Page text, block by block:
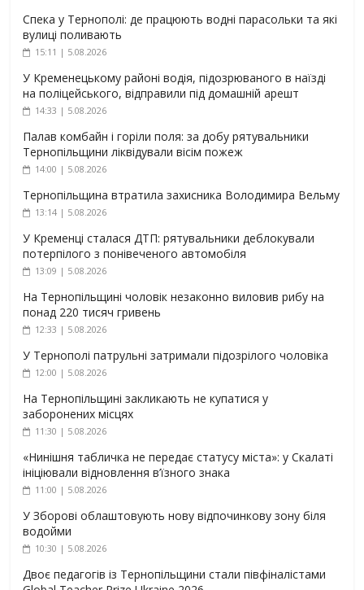
Спека у Тернополі: де працюють водні парасольки та які
вулиці поливають
15:11 | 5.08.2026
У Кременецькому районі водія, підозрюваного в наїзді
на поліцейського, відправили під домашній арешт
14:33 | 5.08.2026
Палав комбайн і горіли поля: за добу рятувальники
Тернопільщини ліквідували вісім пожеж
14:00 | 5.08.2026
Тернопільщина втратила захисника Володимира Вельму
13:14 | 5.08.2026
У Кременці сталася ДТП: рятувальники деблокували
потерпілого з понівеченого автомобіля
13:09 | 5.08.2026
На Тернопільщині чоловік незаконно виловив рибу на
понад 220 тисяч гривень
12:33 | 5.08.2026
У Тернополі патрульні затримали підозрілого чоловіка
12:00 | 5.08.2026
На Тернопільщині закликають не купатися у
заборонених місцях
11:30 | 5.08.2026
«Нинішня табличка не передає статусу міста»: у Скалаті
ініціювали відновлення в’їзного знака
11:00 | 5.08.2026
У Зборові облаштовують нову відпочинкову зону біля
водойми
10:30 | 5.08.2026
Двоє педагогів із Тернопільщини стали півфіналістами